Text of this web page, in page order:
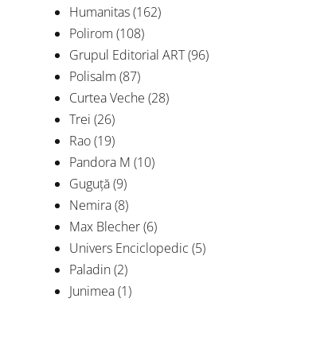
Humanitas(162)
Polirom (108)
Grupul Editorial ART(96)
Polisalm (87)
Curtea Veche (28)
Trei (26)
Rao(19)
Pandora M (10)
Guguță(9)
Nemira(8)
Max Blecher(6)
Univers Enciclopedic (5)
Paladin(2)
Junimea(1)